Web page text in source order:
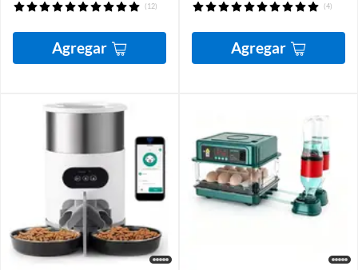
(12)
Agregar
(4)
Agregar